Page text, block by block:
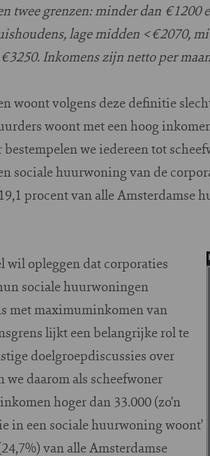
twee grenzen: minder dan
lage midden <€2070,
Inkomens zijn netto per
woont volgens deze definitie
woont met een hoog
we iedereen tot
sociale huurwoning van de
procent van alle Amsterdamse
wil opleggen dat corporaties
sociale huurwoningen
met maximuminkomen van
lijkt een belangrijke rol te
doelgroepdiscussies over
daarom als scheefwoner
hoger dan 33.000 (zo’n
in een sociale huurwoning woont'
van alle Amsterdamse